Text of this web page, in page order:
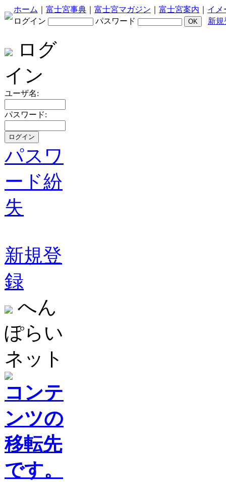
ホーム 富士宮事典 富士宮マガジン 富士宮案内
イメ
ログイン
パスワード 新規
ログ
イン
ユーザ名:
パスワード:
パスワ
ード紛
失
新規登
録
へん
ぽらい
ネット
コンテ
ンツの
移転先
です。